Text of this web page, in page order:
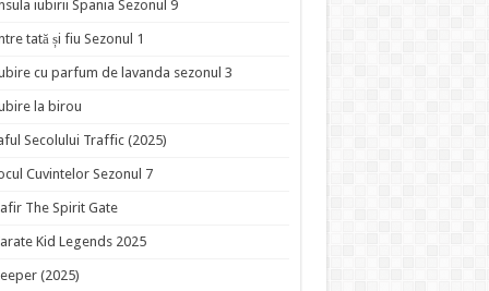
iubirii Spania Sezonul 9
tată și fiu Sezonul 1
cu parfum de lavanda sezonul 3
la birou
Secolului Traffic (2025)
Cuvintelor Sezonul 7
The Spirit Gate
Kid Legends 2025
(2025)